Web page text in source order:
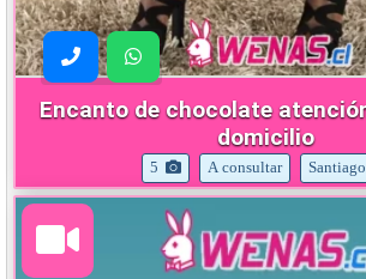
Encanto de chocolate atención en depa y a
domicilio
5 A consultar Santiago